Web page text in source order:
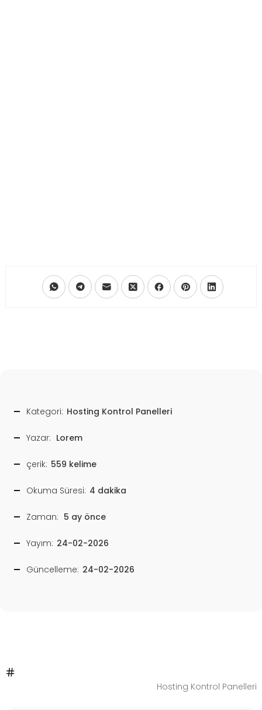
Kategori: Hosting Kontrol Panelleri
Yazar: Lorem
çerik: 559 kelime
Okuma Süresi: 4 dakika
Zaman: 5 ay önce
Yayım: 24-02-2026
Güncelleme: 24-02-2026
Hosting Kontrol Panelleri